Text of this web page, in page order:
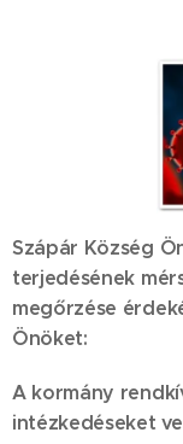
Szápár Község
terjedésének
megőrzése
Önöket:
A kormány
intézkedéseket